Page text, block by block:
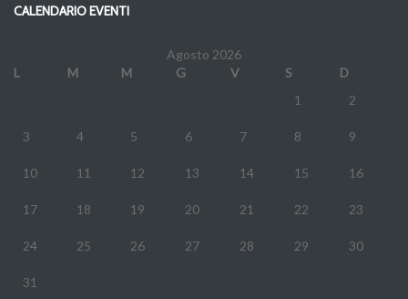
CALENDARIO EVENTI
Agosto 2026
L
M M G V S
D
1
2
3 4 5 6 7 8 9
10 11 12 13 14 15 16
17 18 19 20 21 22 23
24 25 26 27 28 29 30
31